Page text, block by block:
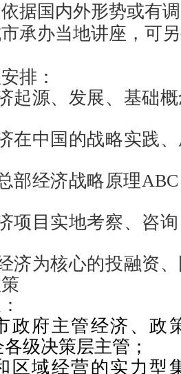
据国内外形势或有
承办当地讲座，可
排：
起源、发展、基础
在中国的战略实践
部经济战略原理ABC
项目实地考察、咨
济为核心的投融资
政府主管经济、政
级决策层主管；
区域经营的实力型